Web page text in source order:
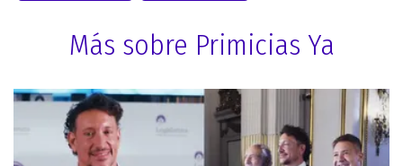
Más sobre Primicias Ya